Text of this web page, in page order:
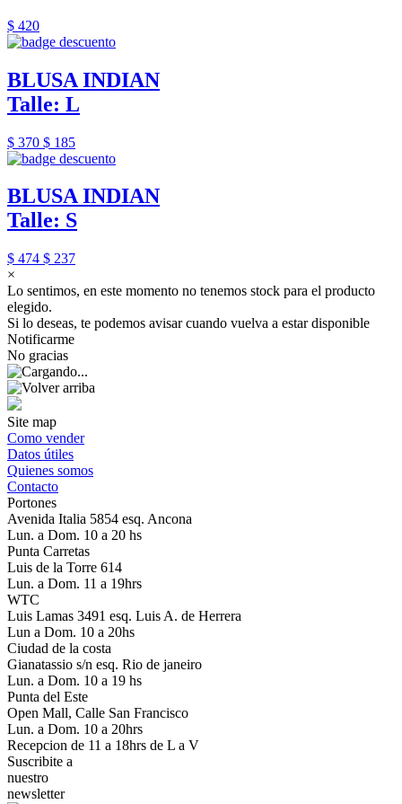
$ 420
BLUSA INDIAN
Talle: L
$ 370 $ 185
BLUSA INDIAN
Talle: S
$ 474 $ 237
×
Lo sentimos, en este momento no tenemos stock para el producto
elegido.
Si lo deseas, te podemos avisar cuando vuelva a estar disponible
Notificarme
No gracias
Site map
Como vender
Datos útiles
Quienes somos
Contacto
Portones
Avenida Italia 5854 esq. Ancona
Lun. a Dom. 10 a 20 hs
Punta Carretas
Luis de la Torre 614
Lun. a Dom. 11 a 19hrs
WTC
Luis Lamas 3491 esq. Luis A. de Herrera
Lun a Dom. 10 a 20hs
Ciudad de la costa
Gianatassio s/n esq. Rio de janeiro
Lun. a Dom. 10 a 19 hs
Punta del Este
Open Mall, Calle San Francisco
Lun. a Dom. 10 a 20hrs
Recepcion de 11 a 18hrs de L a V
Suscribite a
nuestro
newsletter